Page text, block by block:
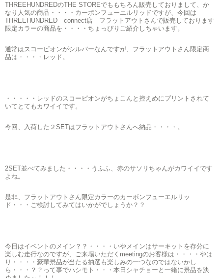
THREEHUNDREDのTHE STOREでももちろん販売しておりまして、か
なり人気の商品・・・・カーボンフューエルリッドですが、今回は
THREEHUNDRED connect店 フラットアウトさんで販売しております
限定カラーの商品を・・・・ちょっぴりご紹介しちゃいます。
通常はスコーピオンがシルバーなんですが、フラットアウトさん限定商
品は・・・・レッド。
・・・・・レッドのスコーピオンがちょこんと控えめにプリントされて
いてとてもカワイイです。
今回、入荷した２SETはフラットアウトさんへ納品・・・・。
2SET並べてみました・・・・うふふ、赤のサソリちゃんがカワイイです
よね。
是非、フラットアウトさん限定カラーのカーボンフューエルリッ
ド・・・ご検討してみてはいかがでしょうか？？
今日はイベントのメイン？？・・・・いやメインはサーキットを存分に
楽しむ走行なのですが、ご来場いただくmeetingのお客様は・・・・やは
り・・・・豪華景品が当たる抽選も楽しみの一つなのではないかし
ら・・・？？って事でハシモト・・・本日シャチョーと一緒に景品を決